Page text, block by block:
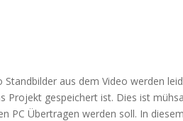
Standbilder aus dem Video werden
Projekt gespeichert ist. Dies ist
PC Übertragen werden soll. In